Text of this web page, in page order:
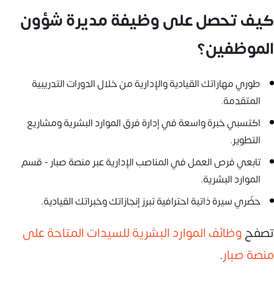
كيف تحصل على وظيفة مديرة شؤون
الموظفين؟
طوري مهاراتك القيادية والإدارية من خلال الدورات التدريبية
المتقدمة.
اكتسبي خبرة واسعة في إدارة فرق الموارد البشرية ومشاريع
التطوير.
تابعي فرص العمل في المناصب الإدارية عبر منصة صبار - قسم
الموارد البشرية.
حضّري سيرة ذاتية احترافية تبرز إنجازاتك وخبراتك القيادية.
تصفحوظائف الموارد البشرية للسيدات المتاحة على
منصة صبار.